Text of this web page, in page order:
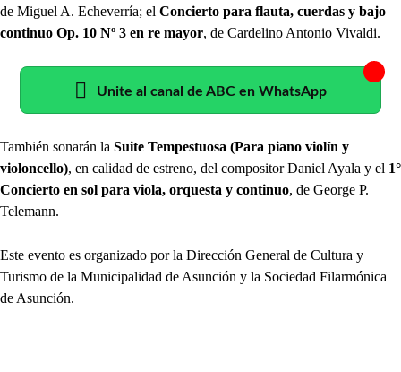
de Miguel A. Echeverría; el Concierto para flauta, cuerdas y bajo
continuo Op. 10 Nº 3 en re mayor, de Cardelino Antonio Vivaldi.
Unite al canal de ABC en WhatsApp
También sonarán la Suite Tempestuosa (Para piano violín y
violoncello), en calidad de estreno, del compositor Daniel Ayala y el 1°
Concierto en sol para viola, orquesta y continuo, de George P.
Telemann.
Este evento es organizado por la Dirección General de Cultura y
Turismo de la Municipalidad de Asunción y la Sociedad Filarmónica
de Asunción.